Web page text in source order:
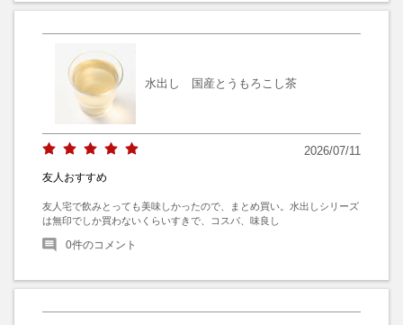
水出し 国産とうもろこし茶
2026/07/11
友人おすすめ
友人宅で飲みとっても美味しかったので、まとめ買い。水出しシリーズ
は無印でしか買わないくらいすきで、コスパ、味良し
0件のコメント